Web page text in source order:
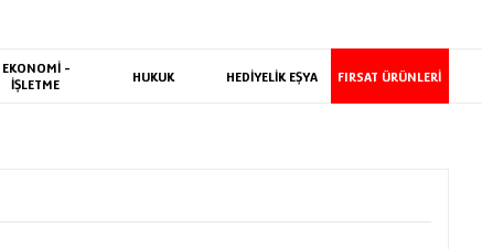
EKONOMİ -
İŞLETME
HUKUK HEDİYELİK EŞYA FIRSAT ÜRÜNLERİ